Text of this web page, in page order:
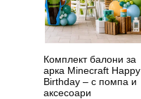
Комплект балони за
арка Minecraft Happy
Birthday – с помпа и
аксесоари